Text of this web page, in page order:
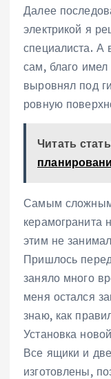
Далее
электрикой я
специалиста. А
сам, благо
выровнял под
ровную
Читать
Самым сложным
керамогранита
этим не
Пришлось
заняло много
меня остался
знаю, как
Установка
Все ящики и
изготовлены,